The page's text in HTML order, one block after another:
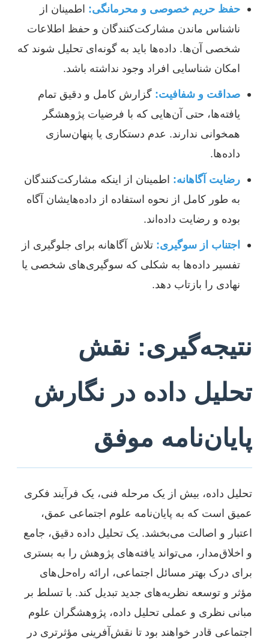
حفظ حریم خصوصی و محرمانگی: اطمینان از
ناشناس ماندن مشارکت‌کنندگان و حفظ اطلاعات
شخصی آن‌ها. داده‌ها باید به گونه‌ای تحلیل شوند که
امکان شناسایی افراد وجود نداشته باشد.
صداقت و شفافیت: گزارش کامل و دقیق تمام
یافته‌ها، حتی آن‌هایی که با فرضیات پژوهشگر
همخوانی ندارند. عدم دستکاری یا پنهان‌سازی
داده‌ها.
رضایت آگاهانه: اطمینان از اینکه مشارکت‌کنندگان
به طور کامل از نحوه استفاده از داده‌هایشان آگاه
بوده و رضایت داده‌اند.
اجتناب از سوگیری: تلاش آگاهانه برای جلوگیری از
تفسیر داده‌ها به شکلی که سوگیری‌های شخصی یا
نهادی را بازتاب دهد.
نتیجه‌گیری: نقش
تحلیل داده در نگارش
پایان‌نامه موفق
تحلیل داده، بیش از یک مرحله فنی، یک فرآیند فکری
عمیق است که به پایان‌نامه علوم اجتماعی عمق،
اعتبار و اصالت می‌بخشد. یک تحلیل داده دقیق، جامع
و اخلاق‌مدار، می‌تواند یافته‌های پژوهش را به بستری
برای درک بهتر مسائل اجتماعی، ارائه راه‌حل‌های
مؤثر و توسعه نظریه‌های جدید تبدیل کند. با تسلط بر
مبانی نظری و عملی تحلیل داده، پژوهشگران علوم
اجتماعی قادر خواهند بود تا نقش‌آفرینی مؤثرتری در